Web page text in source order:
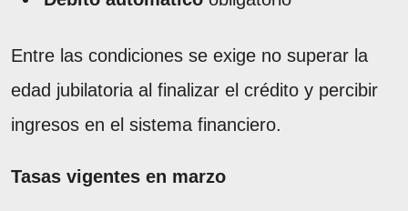
Entre las condiciones se exige no superar la
edad jubilatoria al finalizar el crédito y percibir
ingresos en el sistema financiero.
Tasas vigentes en marzo